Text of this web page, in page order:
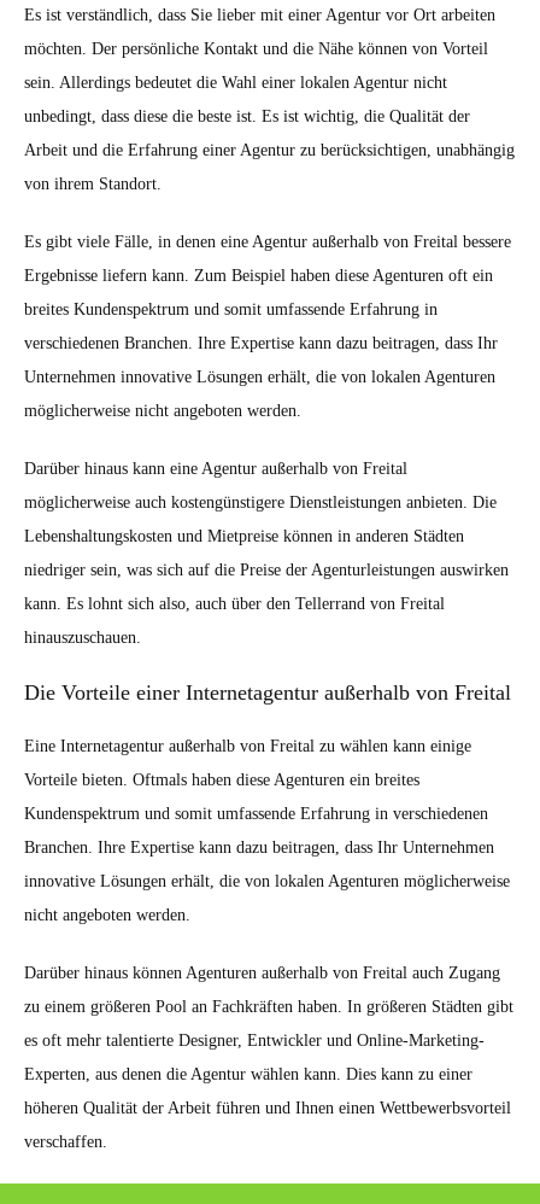
Es ist verständlich, dass Sie lieber mit einer Agentur vor Ort arbeiten
möchten. Der persönliche Kontakt und die Nähe können von Vorteil
sein. Allerdings bedeutet die Wahl einer lokalen Agentur nicht
unbedingt, dass diese die beste ist. Es ist wichtig, die Qualität der
Arbeit und die Erfahrung einer Agentur zu berücksichtigen, unabhängig
von ihrem Standort.
Es gibt viele Fälle, in denen eine Agentur außerhalb von Freital bessere
Ergebnisse liefern kann. Zum Beispiel haben diese Agenturen oft ein
breites Kundenspektrum und somit umfassende Erfahrung in
verschiedenen Branchen. Ihre Expertise kann dazu beitragen, dass Ihr
Unternehmen innovative Lösungen erhält, die von lokalen Agenturen
möglicherweise nicht angeboten werden.
Darüber hinaus kann eine Agentur außerhalb von Freital
möglicherweise auch kostengünstigere Dienstleistungen anbieten. Die
Lebenshaltungskosten und Mietpreise können in anderen Städten
niedriger sein, was sich auf die Preise der Agenturleistungen auswirken
kann. Es lohnt sich also, auch über den Tellerrand von Freital
hinauszuschauen.
Die Vorteile einer Internetagentur außerhalb von Freital
Eine Internetagentur außerhalb von Freital zu wählen kann einige
Vorteile bieten. Oftmals haben diese Agenturen ein breites
Kundenspektrum und somit umfassende Erfahrung in verschiedenen
Branchen. Ihre Expertise kann dazu beitragen, dass Ihr Unternehmen
innovative Lösungen erhält, die von lokalen Agenturen möglicherweise
nicht angeboten werden.
Darüber hinaus können Agenturen außerhalb von Freital auch Zugang
zu einem größeren Pool an Fachkräften haben. In größeren Städten gibt
es oft mehr talentierte Designer, Entwickler und Online-Marketing-
Experten, aus denen die Agentur wählen kann. Dies kann zu einer
höheren Qualität der Arbeit führen und Ihnen einen Wettbewerbsvorteil
verschaffen.